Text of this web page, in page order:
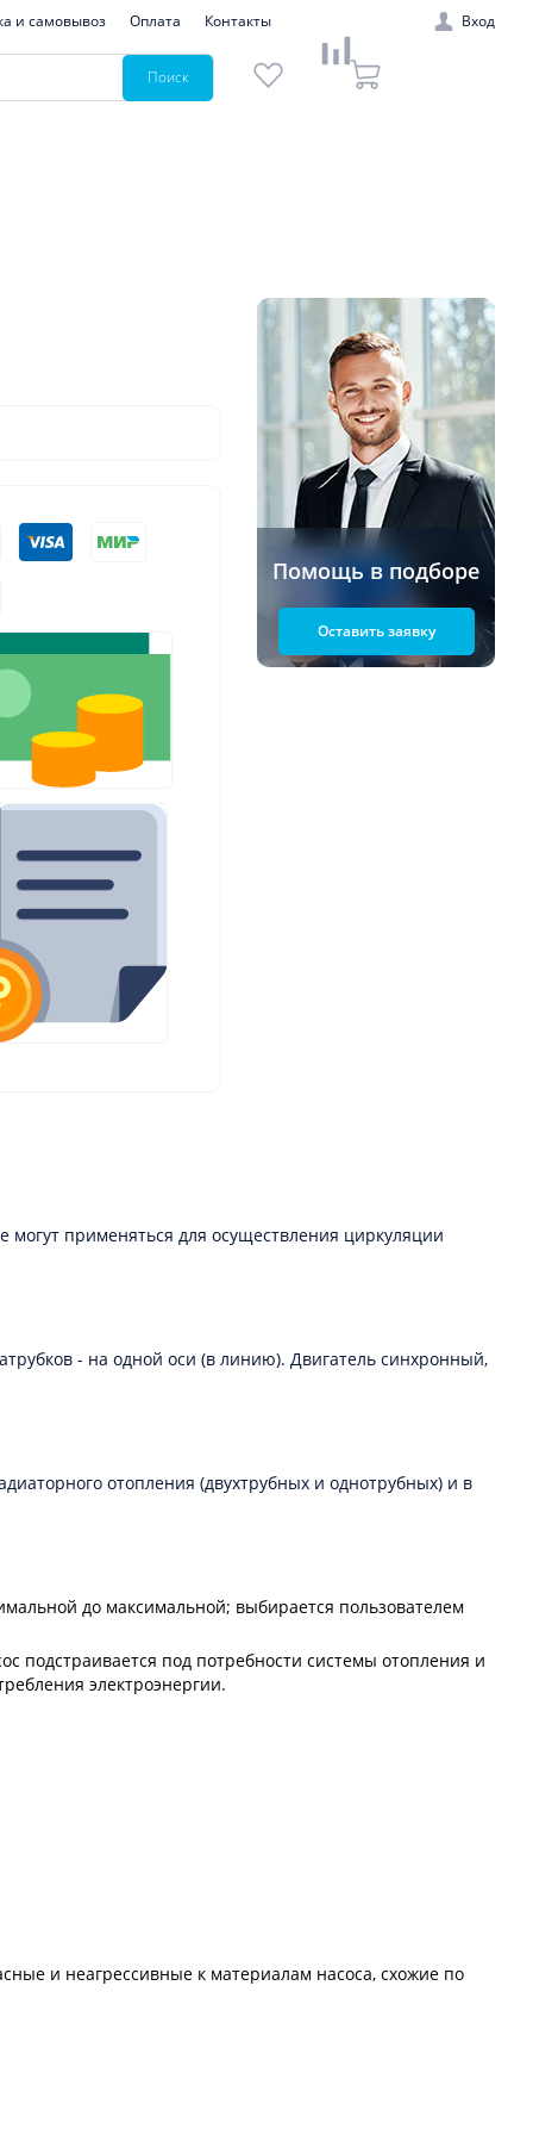
и самовывоз Оплата Контакты Вход
Поиск
Помощь в подборе
Оставить заявку
применяться для осуществления циркуляции
- на одной оси (в линию). Двигатель синхронный,
отопления (двухтрубных и однотрубных) и в
до максимальной; выбирается пользователем
подстраивается под потребности системы отопления и
электроэнергии.
и неагрессивные к материалам насоса, схожие по